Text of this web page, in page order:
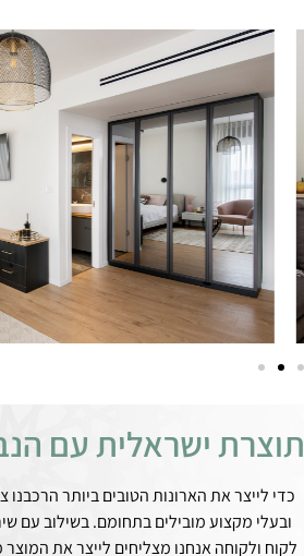
תוצרת ישראלית עם
כדי לייצר את הארונות הטובים ביותר
ובעלי מקצוע מובילים בתחומם. בשילוב עם
לקוח ולקוחה אנחנו מצליחים לייצר את